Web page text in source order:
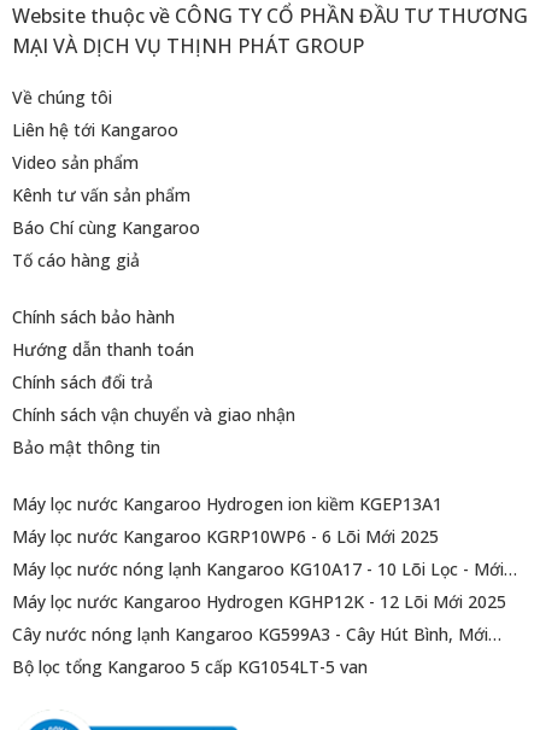
Website thuộc về CÔNG TY CỔ PHẦN ĐẦU TƯ THƯƠNG
MẠI VÀ DỊCH VỤ THỊNH PHÁT GROUP
Về chúng tôi
Liên hệ tới Kangaroo
Video sản phẩm
Kênh tư vấn sản phẩm
Báo Chí cùng Kangaroo
Tố cáo hàng giả
Chính sách bảo hành
Hướng dẫn thanh toán
Chính sách đổi trả
Chính sách vận chuyển và giao nhận
Bảo mật thông tin
Máy lọc nước Kangaroo Hydrogen ion kiềm KGEP13A1
Máy lọc nước Kangaroo KGRP10WP6 - 6 Lõi Mới 2025
Máy lọc nước nóng lạnh Kangaroo KG10A17 - 10 Lõi Lọc - Mới
2025
Máy lọc nước Kangaroo Hydrogen KGHP12K - 12 Lõi Mới 2025
Cây nước nóng lạnh Kangaroo KG599A3 - Cây Hút Bình, Mới
2025
Bộ lọc tổng Kangaroo 5 cấp KG1054LT-5 van